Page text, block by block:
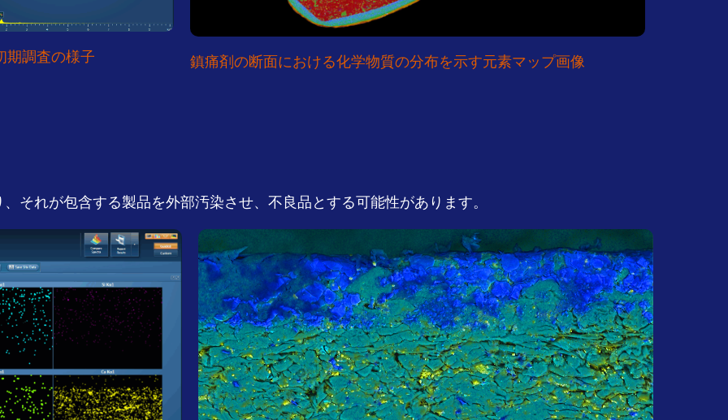
期調査の様子 鎮痛剤の断面における化学物質の分布を示す元素マップ画像
それが包含する製品を外部汚染させ、不良品とする可能性があります。